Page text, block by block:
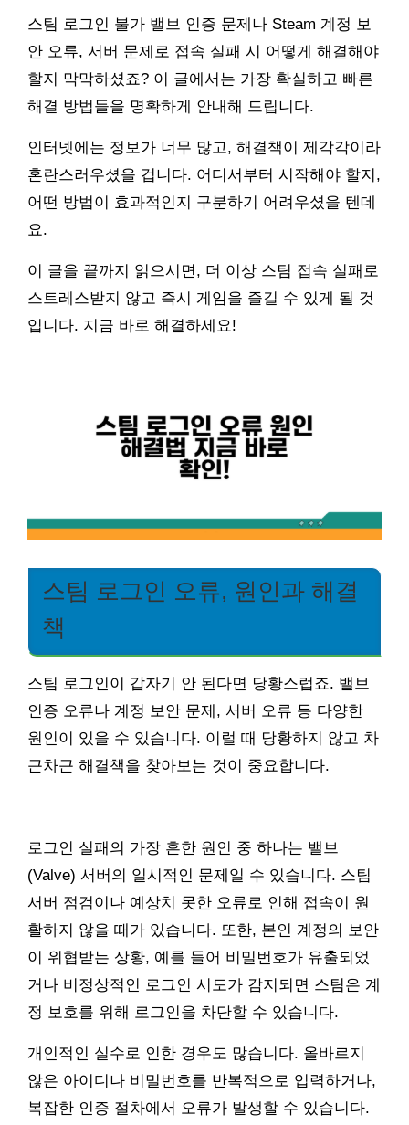
스팀 로그인 불가 밸브 인증 문제나 Steam 계정 보
안 오류, 서버 문제로 접속 실패 시 어떻게 해결해야
할지 막막하셨죠? 이 글에서는 가장 확실하고 빠른
해결 방법들을 명확하게 안내해 드립니다.
인터넷에는 정보가 너무 많고, 해결책이 제각각이라
혼란스러우셨을 겁니다. 어디서부터 시작해야 할지,
어떤 방법이 효과적인지 구분하기 어려우셨을 텐데
요.
이 글을 끝까지 읽으시면, 더 이상 스팀 접속 실패로
스트레스받지 않고 즉시 게임을 즐길 수 있게 될 것
입니다. 지금 바로 해결하세요!
스팀 로그인 오류, 원인과 해결
책
스팀 로그인이 갑자기 안 된다면 당황스럽죠. 밸브
인증 오류나 계정 보안 문제, 서버 오류 등 다양한
원인이 있을 수 있습니다. 이럴 때 당황하지 않고 차
근차근 해결책을 찾아보는 것이 중요합니다.
로그인 실패의 가장 흔한 원인 중 하나는 밸브
(Valve) 서버의 일시적인 문제일 수 있습니다. 스팀
서버 점검이나 예상치 못한 오류로 인해 접속이 원
활하지 않을 때가 있습니다. 또한, 본인 계정의 보안
이 위협받는 상황, 예를 들어 비밀번호가 유출되었
거나 비정상적인 로그인 시도가 감지되면 스팀은 계
정 보호를 위해 로그인을 차단할 수 있습니다.
개인적인 실수로 인한 경우도 많습니다. 올바르지
않은 아이디나 비밀번호를 반복적으로 입력하거나,
복잡한 인증 절차에서 오류가 발생할 수 있습니다.